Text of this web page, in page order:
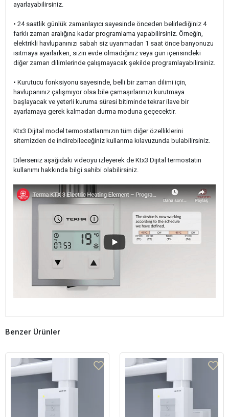
ayarlayabilirsiniz.
• 24 saatlik günlük zamanlayıcı sayesinde önceden belirlediğiniz 4
farklı zaman aralığına kadar programlama yapabilirsiniz. Örneğin,
elektrikli havlupanınızı sabah siz uyanmadan 1 saat önce banyonuzu
ısıtmaya ayarlarken, sizin evde olmadığınız veya gün içerisindeki
diğer zaman dilimlerinde çalışmayacak şekilde programlayabilirsiniz.
• Kurutucu fonksiyonu sayesinde, belli bir zaman dilimi için,
havlupanınız çalışmıyor olsa bile çamaşırlarınızı kurutmaya
başlayacak ve yeterli kuruma süresi bitiminde tekrar ilave bir
ayarlamaya gerek kalmadan durma moduna geçecektir.
Ktx3 Dijital model termostatlarımızın tüm diğer özelliklerini
sitemizden de indirebileceğiniz kullanma kılavuzunda bulabilirsiniz.
Dilerseniz aşağıdaki videoyu izleyerek de Ktx3 Dijital termostatın
kullanımı hakkında bilgi sahibi olabilirsiniz.
Benzer Ürünler